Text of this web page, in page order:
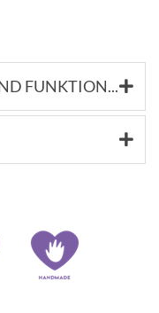
ANWENDUNGSHINWEISE UND FUNKTIONSSTOFFE